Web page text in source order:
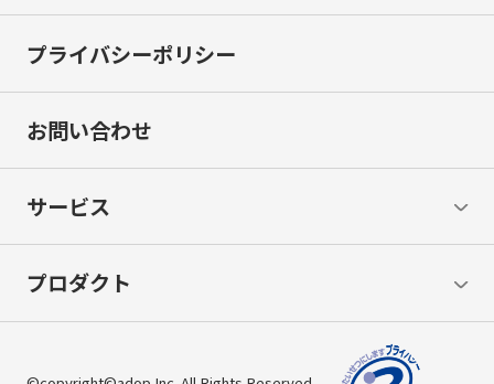
プライバシーポリシー
お問い合わせ
サービス
プロダクト